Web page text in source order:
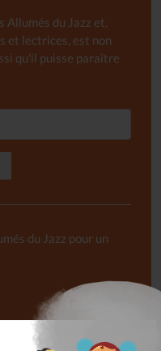
Allumés du Jazz et,
et lectrices, est non
qu'il puisse paraître
du Jazz pour un